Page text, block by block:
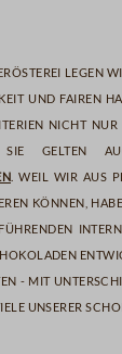
legen
und fairen
nicht
sie gelten
. Weil wir aus
können,
führenden
- mit
unserer